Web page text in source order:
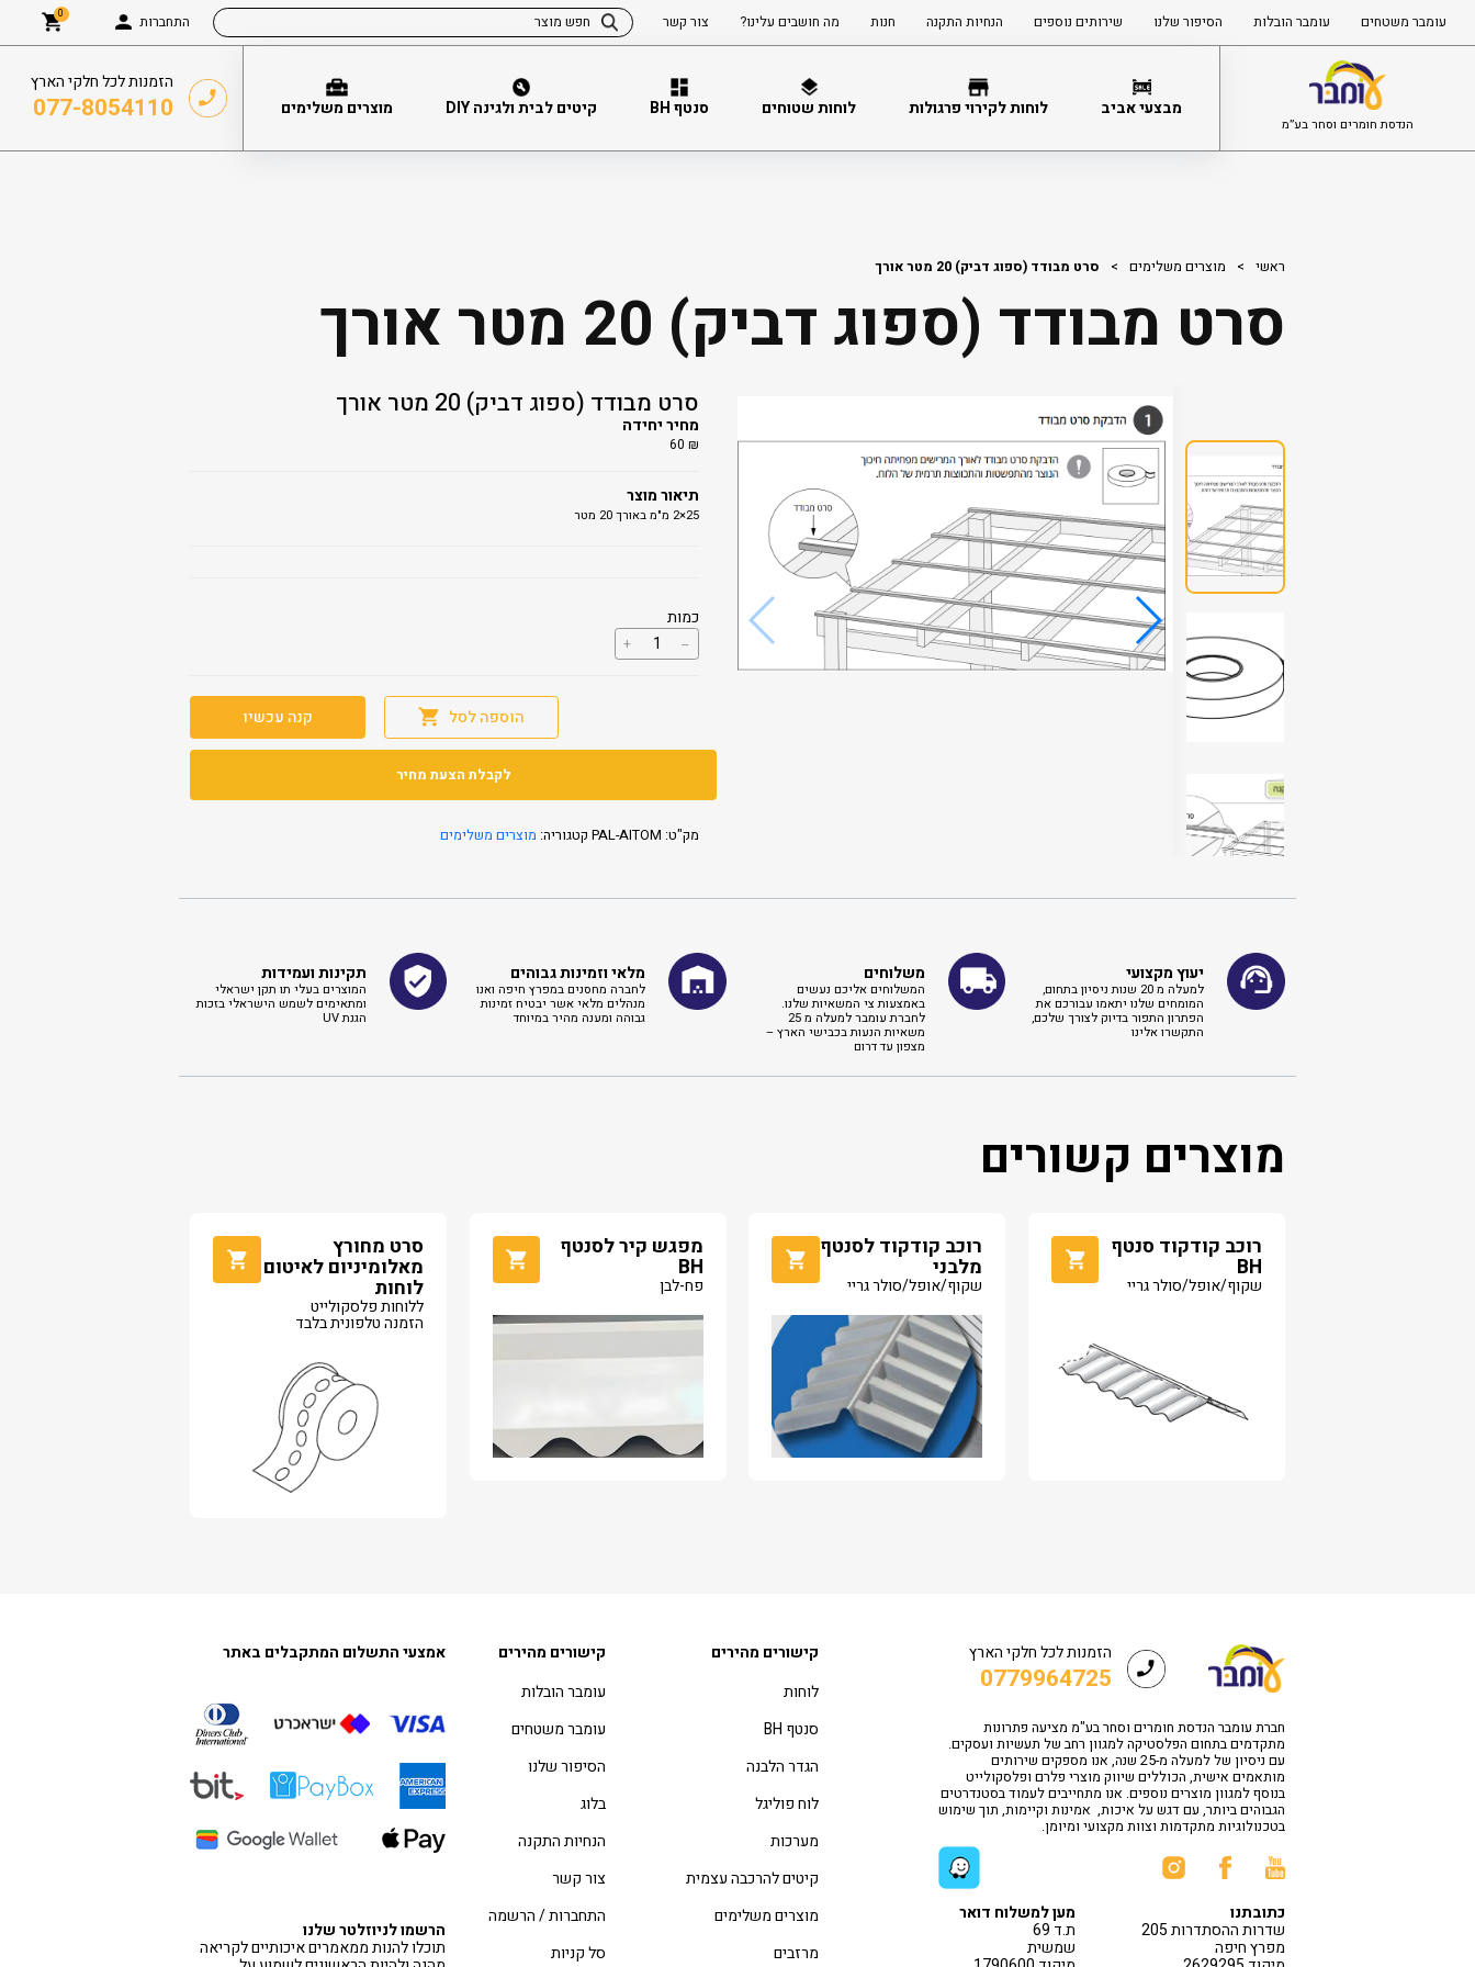
עומבר משטחים עומבר הובלות הסיפור שלנו שירותים נוספים הנחיות התקנה חנות מה חושבים עלינו? צור קשר התחברות 0
הנדסת חומרים וסחר בע”מ
מבצעי אביב לוחות לקירוי פרגולות לוחות שטוחים סנטף BH קיטים לבית ולגינה DIY מוצרים משלימים
הזמנות לכל חלקי הארץ
077-8054110
ראשי > מוצרים משלימים > סרט מבודד (ספוג דביק) 20 מטר אורך
סרט מבודד (ספוג דביק) 20 מטר אורך
סרט מבודד (ספוג דביק) 20 מטר אורך
מחיר יחידה
60₪
תיאור מוצר
25×2 מ"מ באורך 20 מטר
כמות
--
כמות
של
מטר
+
הוספה לסל קנה עכשיו
לקבלת הצעת מחיר
מק"ט: PAL-AITOM קטגוריה: מוצרים משלימים
יעוץ מקצועי
למעלה מ 20 שנות ניסיון בתחום,
המומחים שלנו יתאמו עבורכם את
הפתרון התפור בדיוק לצורך שלכם,
התקשרו אלינו ​
משלוחים
המשלוחים אליכם נעשים
באמצעות צי המשאיות שלנו.
לחברת עומבר למעלה מ 25
משאיות הנעות בכבישי הארץ –
מצפון עד דרום
מלאי וזמינות גבוהים
לחברה מחסנים במפרץ חיפה ואנו
מנהלים מלאי אשר יבטיח זמינות
גבוהה ומענה מהיר במיוחד
תקינות ועמידות
המוצרים בעלי תו תקן ישראלי
ומתאימים לשמש הישראלי בזכות
הגנת UV
מוצרים קשורים
רוכב קודקוד סנטף
BH
שקוף/אופל/סולר גריי
רוכב קודקוד לסנטף
מלבני
שקוף/אופל/סולר גריי
מפגש קיר לסנטף
BH
פח-לבן
סרט מחורץ
מאלומיניום לאיטום
לוחות
ללוחות פלסקולייט
הזמנה טלפונית בלבד
הזמנות לכל חלקי הארץ
0779964725
חברת עומבר הנדסת חומרים וסחר בע"מ מציעה פתרונות
מתקדמים בתחום הפלסטיקה למגוון רחב של תעשיות ועסקים.
עם ניסיון של למעלה מ-25 שנה, אנו מספקים שירותים
מותאמים אישית, הכוללים שיווק מוצרי פלרם ופלסקולייט
בנוסף למגוון מוצרים נוספים. אנו מתחייבים לעמוד בסטנדרטים
הגבוהים ביותר, עם דגש על איכות, אמינות וקיימות, תוך שימוש
בטכנולוגיות מתקדמות וצוות מקצועי ומיומן.
כתובתנו
שדרות ההסתדרות 205
מפרץ חיפה
מען למשלוח דואר
ת.ד 69
שמשית
קישורים מהירים
לוחות
סנטף BH
הגדר הלבנה
לוח פוליגל
מערכות
קיטים להרכבה עצמית
מוצרים משלימים
מרזבים
קישורים מהירים
עומבר הובלות
עומבר משטחים
הסיפור שלנו
בלוג
הנחיות התקנה
צור קשר
התחברות / הרשמה
סל קניות
אמצעי התשלום המתקבלים באתר
הרשמו לניוזלטר שלנו
תוכלו להנות ממאמרים איכותיים לקריאה